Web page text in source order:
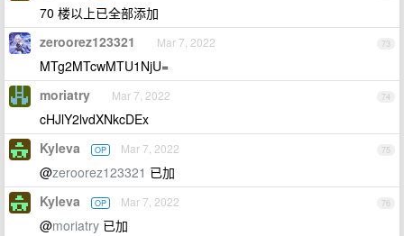
70 楼以上已全部添加
73
zeroorez123321 Mar 7, 2022
MTg2MTcwMTU1NjU=
74
moriatry Mar 7, 2022
cHJlY2lvdXNkcDEx
75
Kyleva OP Mar 7, 2022
@zeroorez123321 已加
76
Kyleva OP Mar 7, 2022
@moriatry 已加